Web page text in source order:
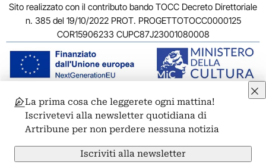
Sito realizzato con il contributo bando TOCC Decreto Direttoriale
n. 385 del 19/10/2022 PROT. PROGETTOTOCC0000125
COR15906233 CUPC87J23001080008
© 2011-2026 ARTRIBUNE srl – Corso Vittorio Emanuele II, 287 –
00186 Roma - P.I. 11381581005
Privacy: Responsabile della protezione dei dati personali
ARTRIBUNE srl – Corso Vittorio Emanuele II, 287 – 00186 Roma
Termini e condizioniPrivacy PolicyCookie PolicyCredits
La prima cosa che leggerete ogni mattina!
Iscrivetevi alla newsletter quotidiana di
Artribune per non perdere nessuna notizia
Iscriviti alla newsletter